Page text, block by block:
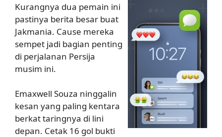
Kurangnya dua pemain ini
pastinya berita besar buat
Jakmania. Cause mereka
sempet jadi bagian penting
di perjalanan Persija
musim ini.
Emaxwell Souza ninggalin
kesan yang paling kentara
berkat taringnya di lini
depan. Cetak 16 gol bukti